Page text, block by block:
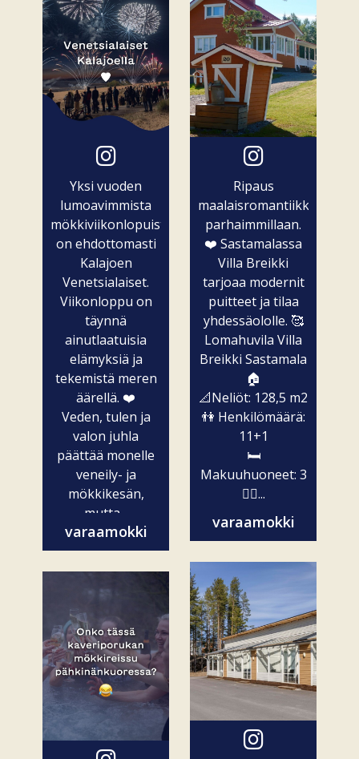
Yksi vuoden
lumoavimmista
mökkiviikonlopuista
on ehdottomasti
Kalajoen
Venetsialaiset.
Viikonloppu on
täynnä
ainutlaatuisia
elämyksiä ja
tekemistä meren
äärellä. ❤️
Veden, tulen ja
valon juhla
päättää monelle
veneily- ja
mökkikesän,
mutta...
varaamokki
Ripaus
maalaisromantiikkaa
parhaimmillaan.
❤️ Sastamalassa
Villa Breikki
tarjoaa modernit
puitteet ja tilaa
yhdessäololle. 🥰
Lomahuvila Villa
Breikki Sastamala
🏠
📐Neliöt: 128,5 m2
👫 Henkilömäärä:
11+1
🛏️
Makuuhuoneet: 3
🧖‍♀️...
varaamokki